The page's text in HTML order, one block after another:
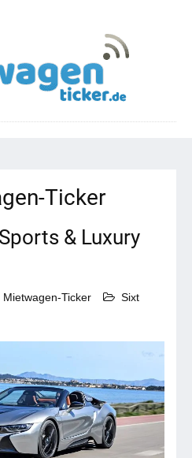
Ticker
& Luxury
Mietwagen-Ticker
Sixt